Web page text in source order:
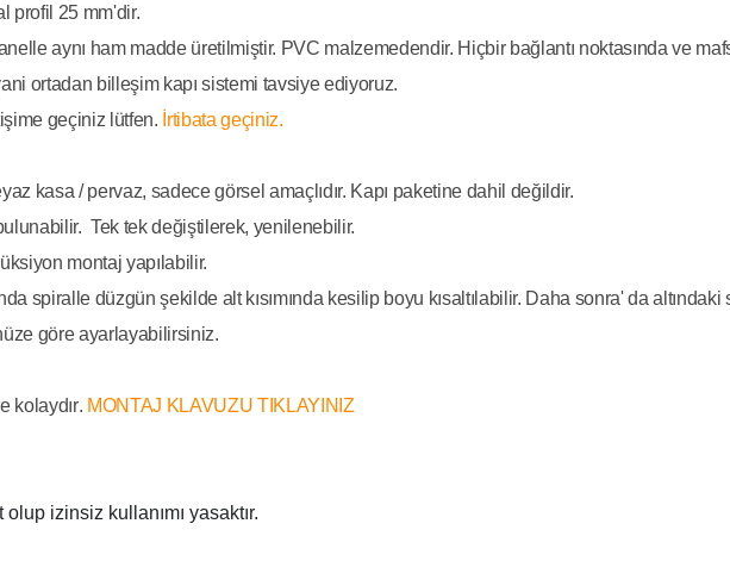
profil 25 mm'dir.
aynı ham madde üretilmiştir. PVC malzemedendir. Hiçbir bağlantı noktasında ve
ortadan billeşim kapı sistemi tavsiye ediyoruz.
geçiniz lütfen. İrtibata geçiniz.
kasa / pervaz, sadece görsel amaçlıdır. Kapı paketine dahil değildir.
Tek tek değiştilerek, yenilenebilir.
montaj yapılabilir.
spiralle düzgün şekilde alt kısımında kesilip boyu kısaltılabilir. Daha sonra' da
göre ayarlayabilirsiniz.
kolaydır. MONTAJ KLAVUZU TIKLAYINIZ
izinsiz kullanımı yasaktır.